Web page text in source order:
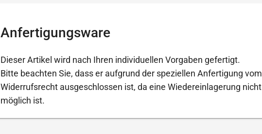
Anfertigungsware
Dieser Artikel wird nach Ihren individuellen Vorgaben gefertigt.
Bitte beachten Sie, dass er aufgrund der speziellen Anfertigung vom
Widerrufsrecht ausgeschlossen ist, da eine Wiedereinlagerung nicht
möglich ist.